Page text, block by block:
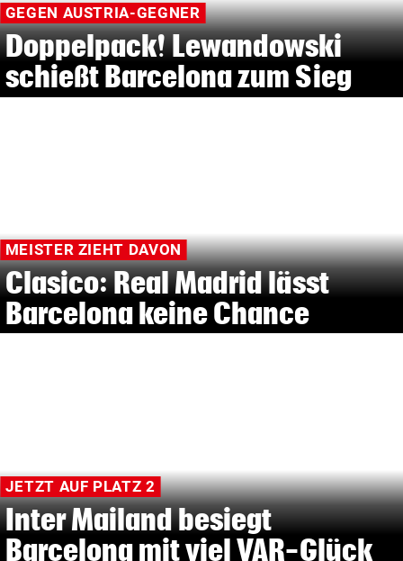
GEGEN AUSTRIA-GEGNER
Doppelpack! Lewandowski
schießt Barcelona zum Sieg
MEISTER ZIEHT DAVON
Clasico: Real Madrid lässt
Barcelona keine Chance
JETZT AUF PLATZ 2
Inter Mailand besiegt
Barcelona mit viel VAR-Glück